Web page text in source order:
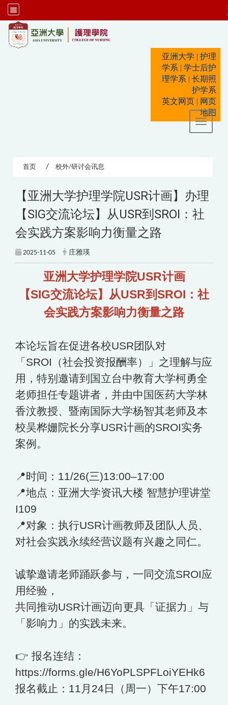
亚洲大学 | 护理
学系 | 学士后护
理学系 | 长期照
护学系
英文网页 | 网页
地图
Toggle
首页 校外/研讨会讯息
【亚洲大学护理学院USR计画】办理
【SIG交流论坛】从USR到SROI：社
会实践方案影响力衡量之路
2025-11-05 庄雅瑛
亚洲大学护理学院USR计画
【SIG交流论坛】从USR到SROI：社
会实践方案影响力衡量之路
本论坛旨在促进各校USR团队对
「SROI（社会投资报酬率）」之理解与应
用，特别邀请到国立台中教育大学柯勇全
老师担任专题讲者，并由中国医药大学林
香汶教授、暨南国际大学杨智其老师及本
校吴桦姗院长分享USR计画的SROI实务
案例。
📍时间：11/26(三)13:00–17:00
📍地点：亚洲大学资讯大楼 智慧护理讲堂
I109
📍对象：执行USR计画教师及团队人员、
对社会实践永续经营议题有兴趣之同仁。
诚挚邀请老师踊跃参与，一同交流SROI应
用经验，
共同推动USR计画迈向更具「证据力」与
「影响力」的实践未来。
👉 报名连结：
https://forms.gle/H6YoPLSPFLoiYEHk6
报名截止：11月24日（周一）下午17:00